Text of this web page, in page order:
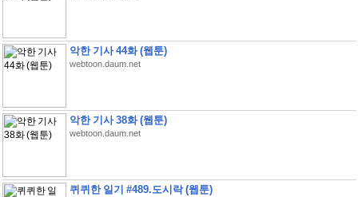
악한 기사 44화 (웹툰)
webtoon.daum.net
악한 기사 38화 (웹툰)
webtoon.daum.net
퀴퀴한 일기 #489.도시락 (웹툰)